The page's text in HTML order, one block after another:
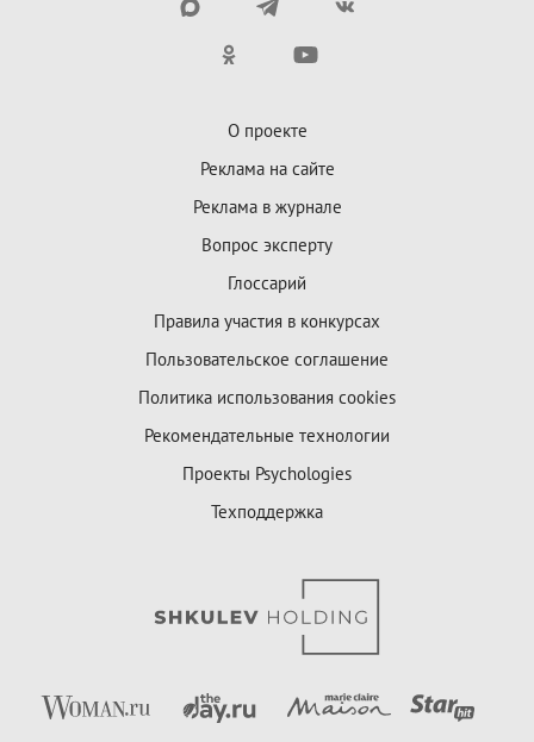
О проекте
Реклама на сайте
Реклама в журнале
Вопрос эксперту
Глоссарий
Правила участия в конкурсах
Пользовательское соглашение
Политика использования cookies
Рекомендательные технологии
Проекты Psychologies
Техподдержка